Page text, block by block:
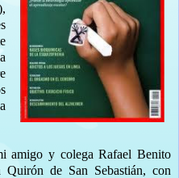
amigo y colega Rafael Benito
de San Sebastián, con